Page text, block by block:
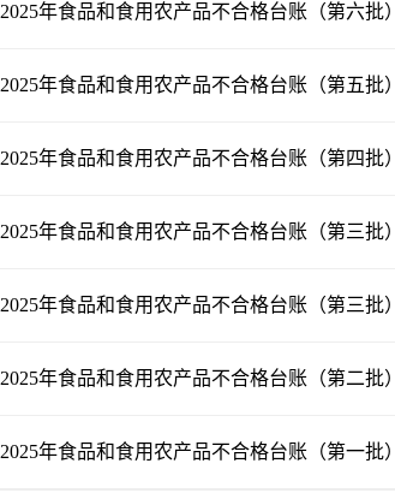
2025年食品和食用农产品不合格台账（第六批）
2025年食品和食用农产品不合格台账（第五批）
2025年食品和食用农产品不合格台账（第四批）
2025年食品和食用农产品不合格台账（第三批）
2025年食品和食用农产品不合格台账（第三批）
2025年食品和食用农产品不合格台账（第二批）
2025年食品和食用农产品不合格台账（第一批）